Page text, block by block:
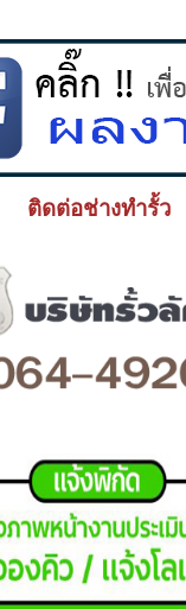
ติดต่อช่างทำรั้ว